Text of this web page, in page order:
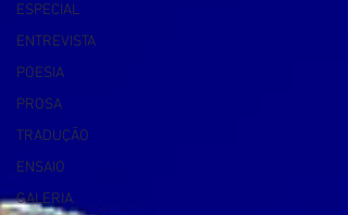
ESPECIAL
ENTREVISTA
POESIA
PROSA
TRADUÇÃO
ENSAIO
GALERIA